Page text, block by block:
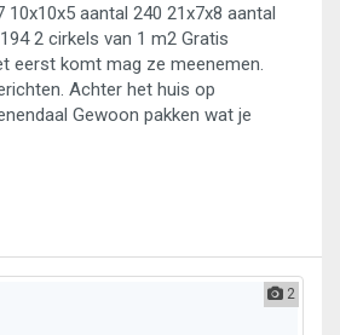
10x10x5 aantal 240 21x7x8 aantal
2 cirkels van 1 m2 Gratis
eerst komt mag ze meenemen.
Achter het huis op
Gewoon pakken wat je
2